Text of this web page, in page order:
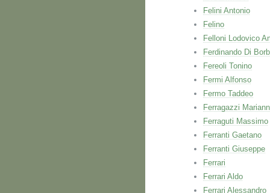
Felini Antonio
Felino
Felloni Lodovico
Ferdinando Di
Fereoli Tonino
Fermi Alfonso
Fermo Taddeo
Ferragazzi
Ferraguti Massimo
Ferranti Gaetano
Ferranti Giuseppe
Ferrari
Ferrari Aldo
Ferrari Alessandro